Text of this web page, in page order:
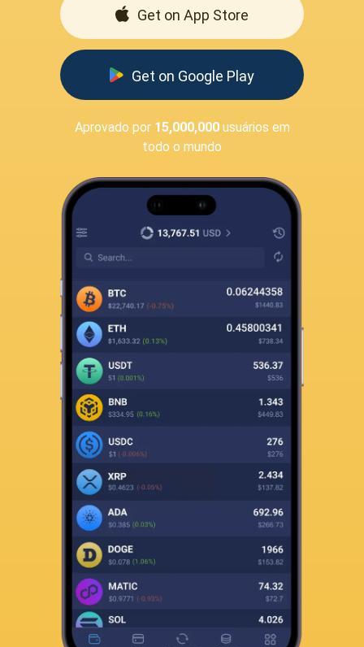
Get on App Store
Get on Google Play
Aprovado por 15,000,000usuários em
todo o mundo